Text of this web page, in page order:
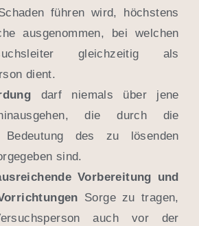
führen wird, höchstens
ausgenommen, bei welchen
gleichzeitig als
dient.
darf niemals über jene
die durch die
Bedeutung des zu lösenden
sind.
Vorbereitung und
Sorge zu tragen,
auch vor der